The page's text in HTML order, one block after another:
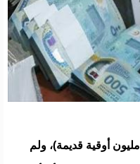
جراءها مليون من الأوقية الجديدة، (10مليون أوقية قديمة)، ولم